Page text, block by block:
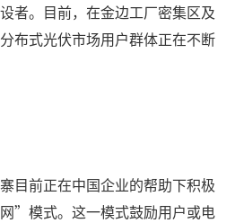
者。目前，在金边工厂密集区及
布式光伏市场用户群体正在不断
目前正在中国企业的帮助下积极
”模式。这一模式鼓励用户或电